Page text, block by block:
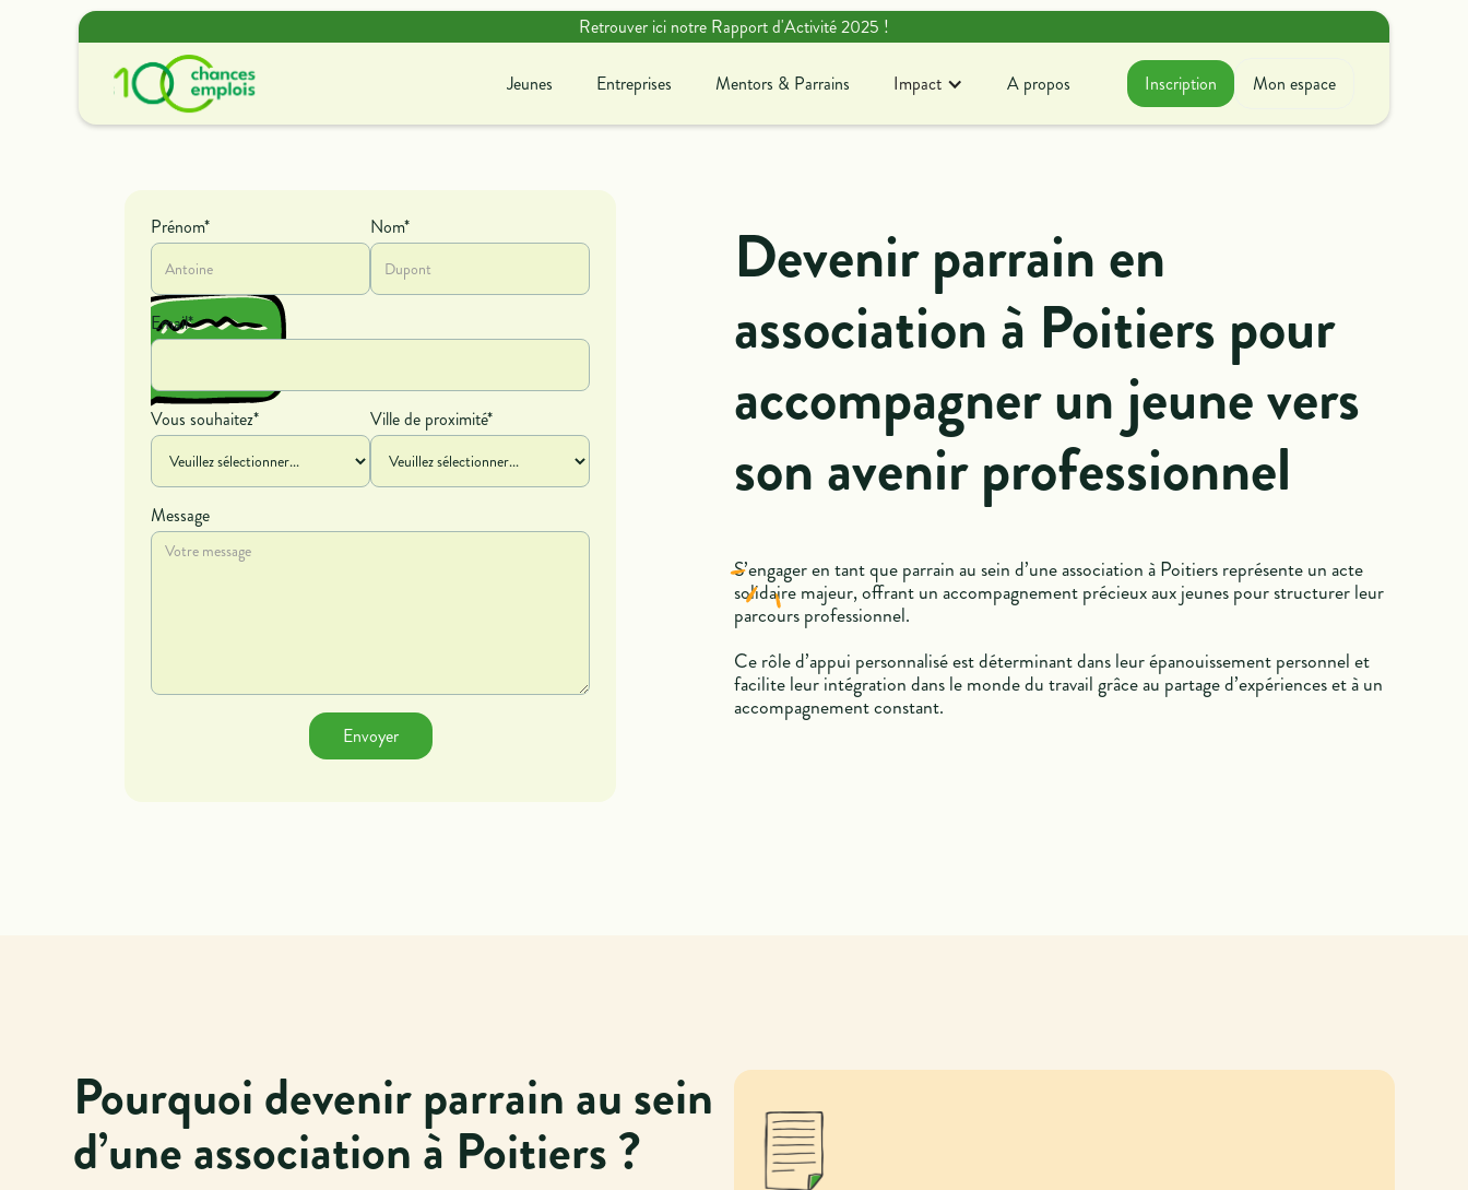
Retrouver ici notre Rapport d'Activité 2025 !
Jeunes
Entreprises
Mentors & Parrains
Impact
A propos
Inscription Mon espace
Découvrir nos offres de
contrat et de bénévolat.
association !
concrètement !
Prénom* Nom*
Email*
Vous souhaitez* Ville de proximité*
Message
Devenir parrain en
association à Poitiers pour
accompagner un jeune vers
son avenir professionnel
S’engager en tant que parrain au sein d’une association à Poitiers représente un acte
solidaire majeur, offrant un accompagnement précieux aux jeunes pour structurer leur
parcours professionnel.
Ce rôle d’appui personnalisé est déterminant dans leur épanouissement personnel et
facilite leur intégration dans le monde du travail grâce au partage d’expériences et à un
accompagnement constant.
Pourquoi devenir parrain au sein
d’une association à Poitiers ?